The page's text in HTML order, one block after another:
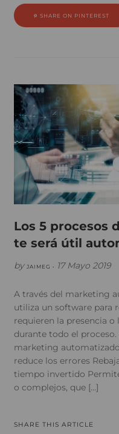
SHARE ON PINTEREST
Los 5 procesos
te será útil
by JAIMEG • 17 Mayo 2019
A través del marketing
utiliza un software para
requieren la presencia
durante todo el proceso.
marketing
reduce los errores
tiempo invertido
o complejos, que […]
SHARE THIS ARTICLE